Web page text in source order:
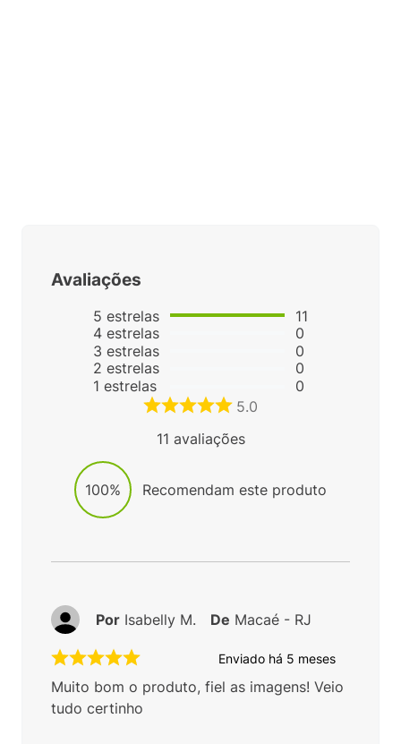
Avaliações
5 estrelas
4 estrelas
3 estrelas
2 estrelas
1 estrelas
11
0
0
0
0
5.0
11 avaliações
100% Recomendam este produto
Enviado há 5 meses
Muito bom o produto, fiel as imagens! Veio
tudo certinho
Por Isabelly M. De Macaé - RJ